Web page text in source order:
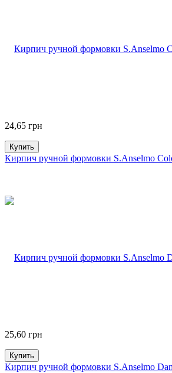
24,65 грн
Купить
Кирпич ручной формовки S.Anselmo
25,60 грн
Купить
Кирпич ручной формовки S.Anselmo